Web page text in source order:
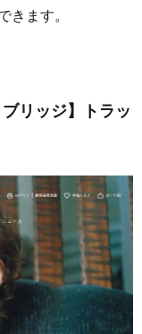
きます。
リッジ】トラッ